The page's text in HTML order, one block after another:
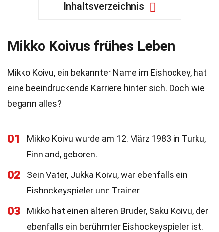
Inhaltsverzeichnis
Mikko Koivus frühes Leben
Mikko Koivu, ein bekannter Name im Eishockey, hat
eine beeindruckende Karriere hinter sich. Doch wie
begann alles?
01
Mikko Koivu wurde am 12. März 1983 in Turku,
Finnland, geboren.
02
Sein Vater, Jukka Koivu, war ebenfalls ein
Eishockeyspieler und Trainer.
03
Mikko hat einen älteren Bruder, Saku Koivu, der
ebenfalls ein berühmter Eishockeyspieler ist.